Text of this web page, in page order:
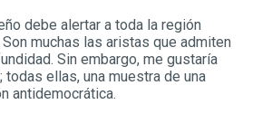
debe alertar a toda la región
muchas las aristas que admiten
Sin embargo, me gustaría
todas ellas, una muestra de una
antidemocrática.